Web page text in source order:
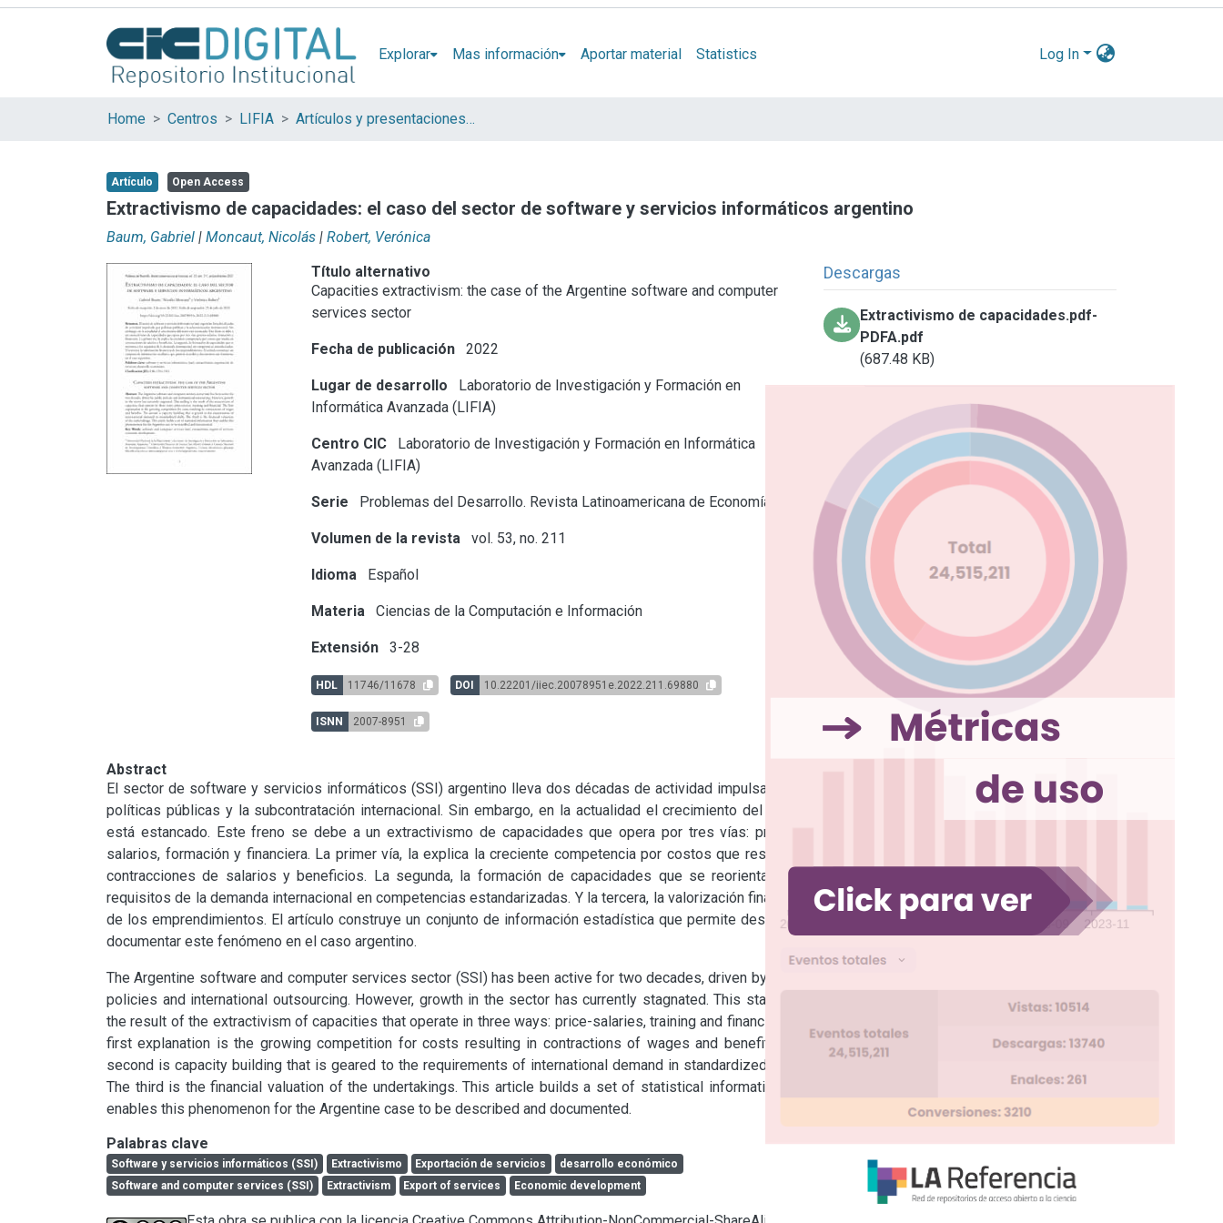
Explorar Mas información Aportar material Statistics Log In
Home Centros LIFIA Artículos y presentaciones en Congresos LIFIA
Artículo Open Access
Extractivismo de capacidades: el caso del sector de software y servicios informáticos argentino
Baum, Gabriel | Moncaut, Nicolás | Robert, Verónica
Título alternativo
Capacities extractivism: the case of the Argentine software and computer
services sector
Fecha de publicación 2022
Lugar de desarrollo
Laboratorio de Investigación y Formación en
Informática Avanzada (LIFIA)
Centro CIC
Laboratorio de Investigación y Formación en Informática
Avanzada (LIFIA)
Serie Problemas del Desarrollo. Revista Latinoamericana de Economía
Volumen de la revista vol. 53, no. 211
Idioma Español
Materia Ciencias de la Computación e Información
Extensión 3-28
HDL 11746/11678 DOI 10.22201/iiec.20078951e.2022.211.69880
ISNN 2007-8951
Descargas
Extractivismo de capacidades.pdf-
PDFA.pdf
(687.48 KB)
Abstract
El sector de software y servicios informáticos (SSI) argentino lleva dos décadas de actividad impulsado por
políticas públicas y la subcontratación internacional. Sin embargo, en la actualidad el crecimiento del sector
está estancado. Este freno se debe a un extractivismo de capacidades que opera por tres vías: precios-
salarios, formación y financiera. La primer vía, la explica la creciente competencia por costos que resulta en
contracciones de salarios y beneficios. La segunda, la formación de capacidades que se reorienta a los
requisitos de la demanda internacional en competencias estandarizadas. Y la tercera, la valorización financiera
de los emprendimientos. El artículo construye un conjunto de información estadística que permite describir y
documentar este fenómeno en el caso argentino.
The Argentine software and computer services sector (SSI) has been active for two decades, driven by public
policies and international outsourcing. However, growth in the sector has currently stagnated. This stalling is
the result of the extractivism of capacities that operate in three ways: price-salaries, training and financial. The
first explanation is the growing competition for costs resulting in contractions of wages and benefits. The
second is capacity building that is geared to the requirements of international demand in standardized skills.
The third is the financial valuation of the undertakings. This article builds a set of statistical information that
enables this phenomenon for the Argentine case to be described and documented.
Palabras clave
Software y servicios informáticos (SSI) Extractivismo Exportación de servicios
desarrollo económico
Software and computer services (SSI)
Extractivism Export of services Economic development